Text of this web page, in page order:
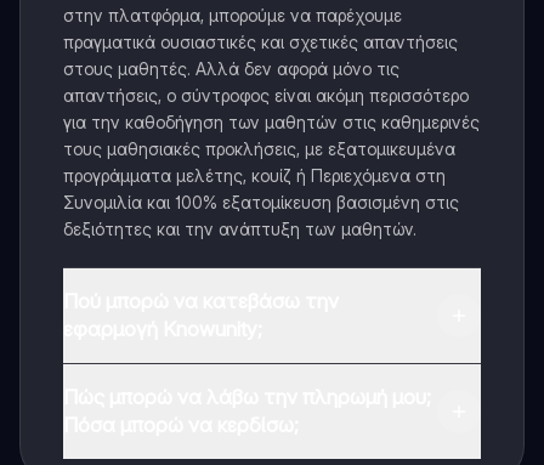
στην πλατφόρμα, μπορούμε να παρέχουμε
πραγματικά ουσιαστικές και σχετικές απαντήσεις
στους μαθητές. Αλλά δεν αφορά μόνο τις
απαντήσεις, ο σύντροφος είναι ακόμη περισσότερο
για την καθοδήγηση των μαθητών στις καθημερινές
τους μαθησιακές προκλήσεις, με εξατομικευμένα
προγράμματα μελέτης, κουίζ ή Περιεχόμενα στη
Συνομιλία και 100% εξατομίκευση βασισμένη στις
δεξιότητες και την ανάπτυξη των μαθητών.